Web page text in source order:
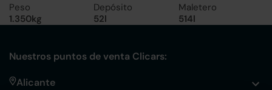
Peso
1.350kg
Depósito
52l
Maletero
514l
Nuestros puntos de venta Clicars:
Alicante